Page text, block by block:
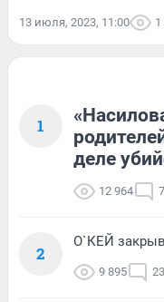
13 июля, 2023, 11:00 1
1
деле
12 964 7
2
О`КЕЙ
9 895 23